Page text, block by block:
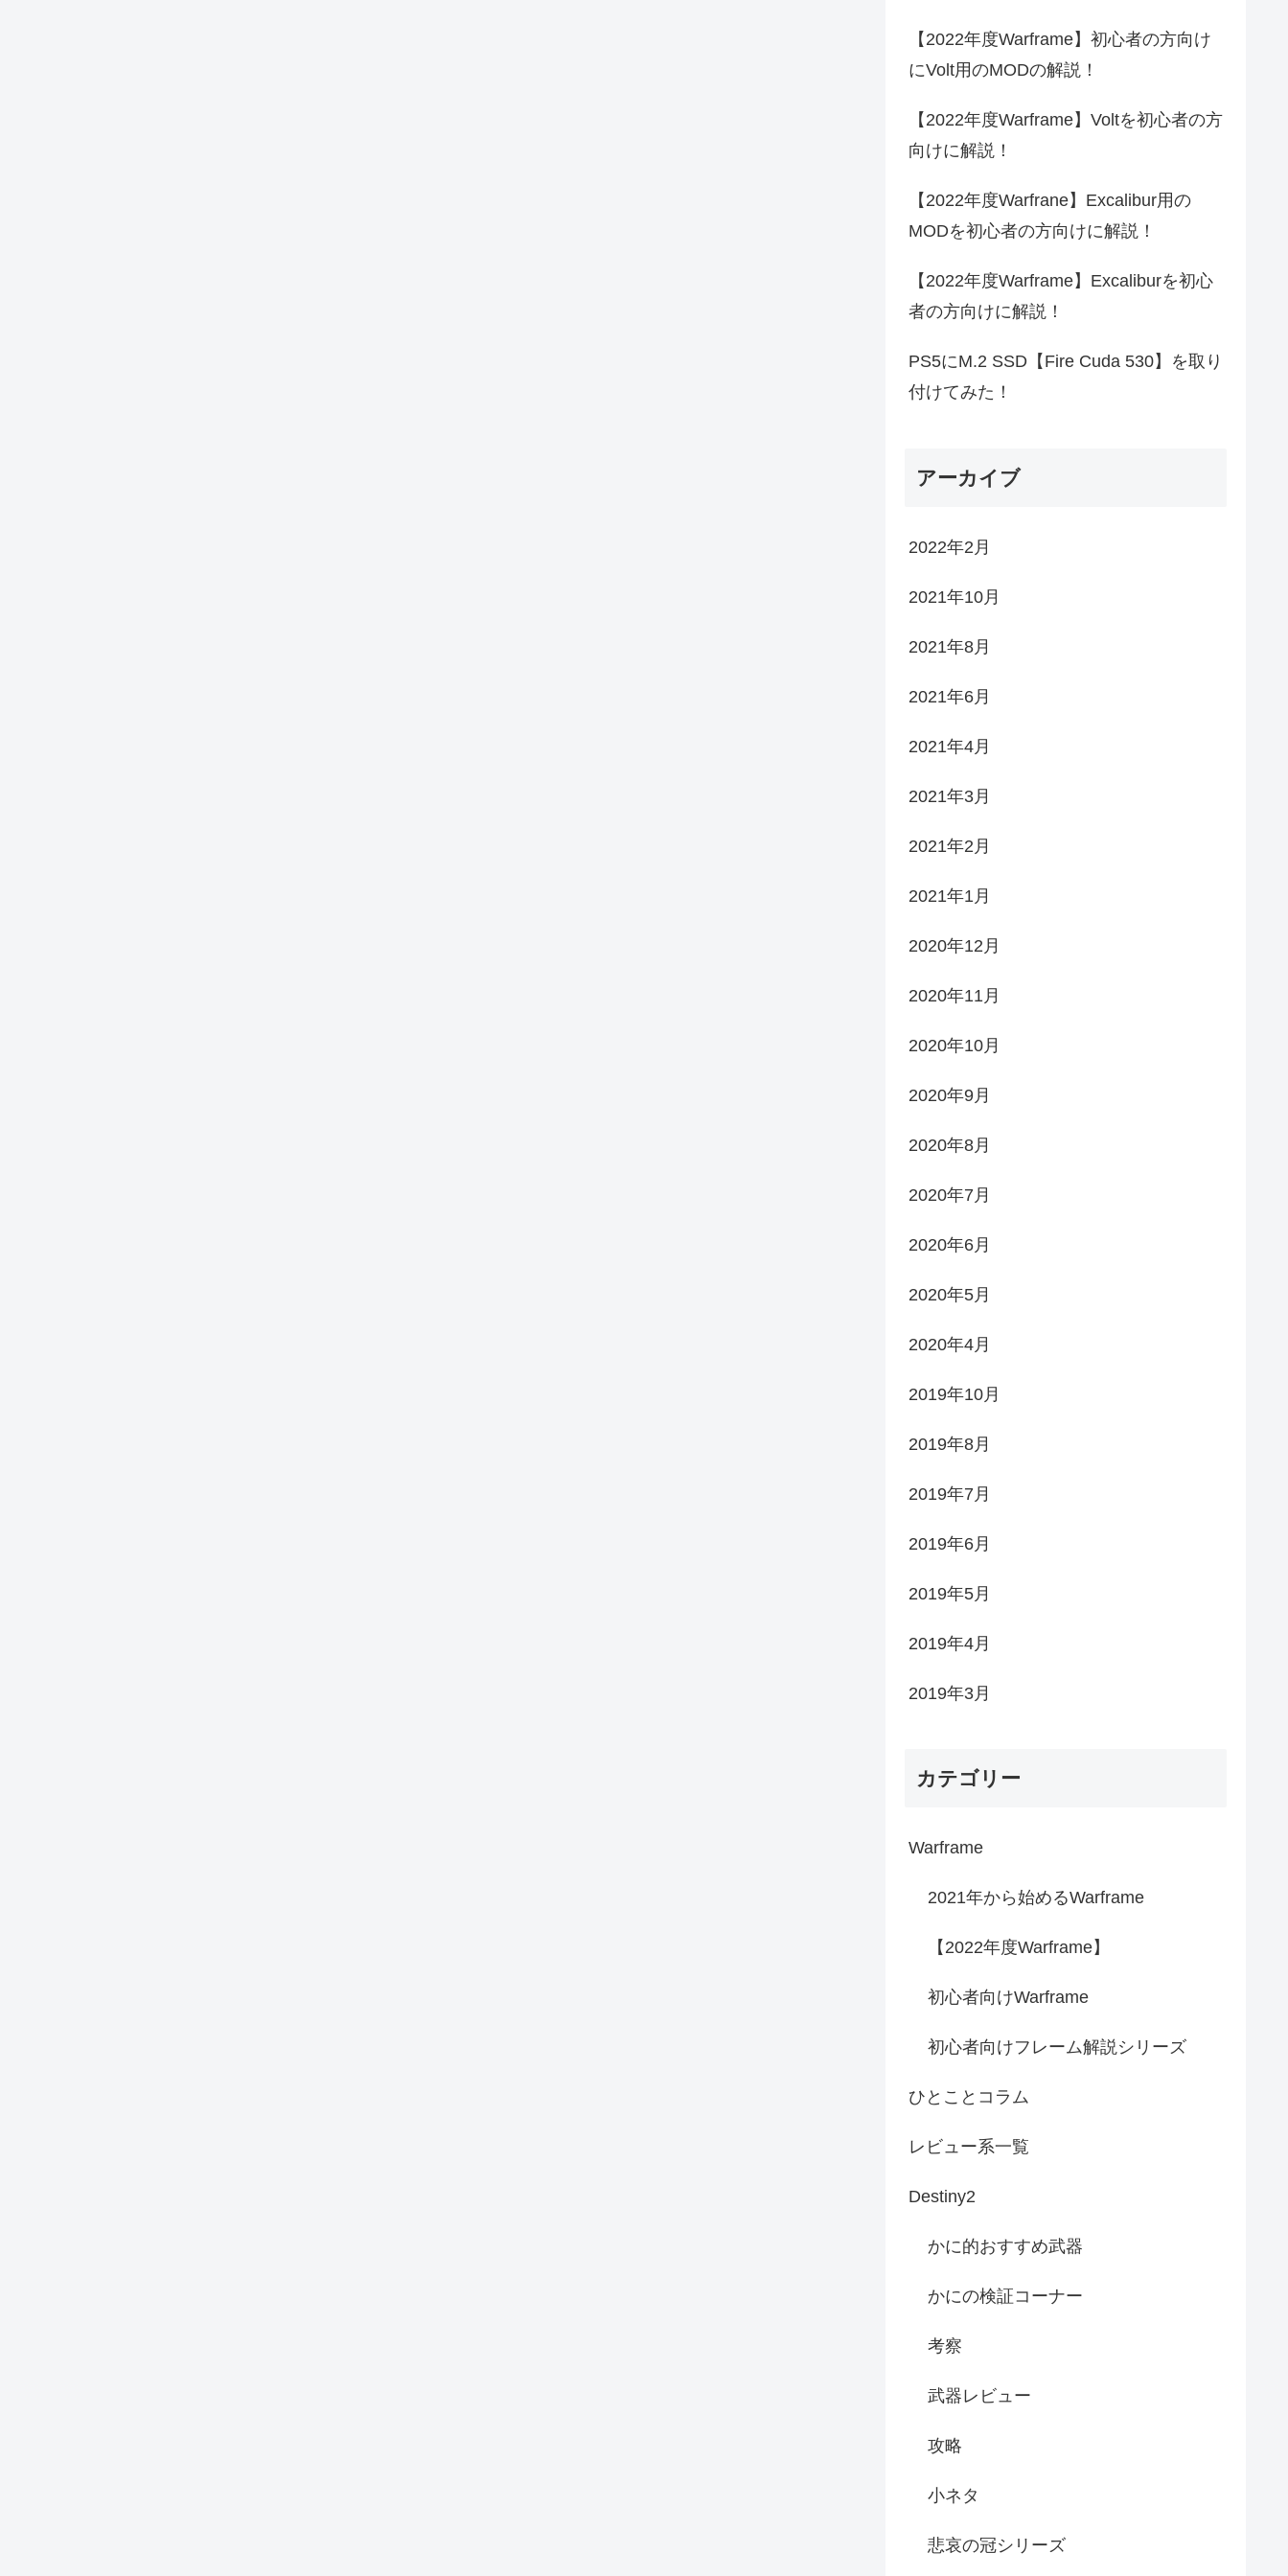
【2022年度Warframe】初心者の方向け
にVolt用のMODの解説！
【2022年度Warframe】Voltを初心者の方
向けに解説！
【2022年度Warfrane】Excalibur用の
MODを初心者の方向けに解説！
【2022年度Warframe】Excaliburを初心
者の方向けに解説！
PS5にM.2 SSD【Fire Cuda 530】を取り
付けてみた！
アーカイブ
2022年2月
2021年10月
2021年8月
2021年6月
2021年4月
2021年3月
2021年2月
2021年1月
2020年12月
2020年11月
2020年10月
2020年9月
2020年8月
2020年7月
2020年6月
2020年5月
2020年4月
2019年10月
2019年8月
2019年7月
2019年6月
2019年5月
2019年4月
2019年3月
カテゴリー
Warframe
2021年から始めるWarframe
【2022年度Warframe】
初心者向けWarframe
初心者向けフレーム解説シリーズ
ひとことコラム
レビュー系一覧
Destiny2
かに的おすすめ武器
かにの検証コーナー
考察
武器レビュー
攻略
小ネタ
悲哀の冠シリーズ